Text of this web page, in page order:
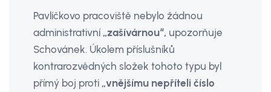
Pavlíčkovo pracoviště nebylo žádnou
administrativní „zašívárnou“, upozorňuje
Schovánek. Úkolem příslušníků
kontrarozvědných složek tohoto typu byl
přímý boj proti „vnějšímu nepříteli číslo